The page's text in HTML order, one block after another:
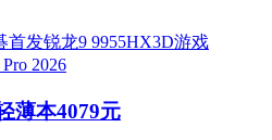
薄本4079元